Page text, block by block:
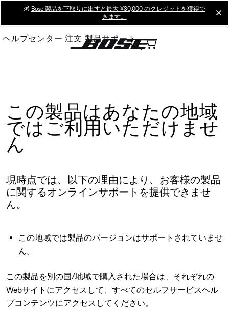
Main
💰 Bose 製品を下取りに出すと最大 ¥30,000 のクレジットを獲得で
きます。
ヘルプセンター 注文 製品サポート
この製品はあなたの地域
ではご利用いただけませ
ん
現時点では、以下の理由により、お客様の製品
に関するオンラインサポートを提供できませ
ん。
この地域では製品のバージョンはサポートされていませ
ん。
この製品を別の国/地域で購入された場合は、それぞれの
Webサイトにアクセスして、すべてのセルフサービスヘル
プコンテンツにアクセスしてください。